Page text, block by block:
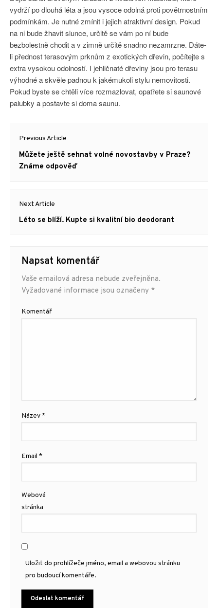
vydrží po dlouhá léta a jsou vysoce odolná proti povětrnostním
podmínkám. Je nutné zmínit i jejich atraktivní design. Pokud
na ni bude žhavit slunce, určitě se vám po ní bude
bezbolestně chodit a v zimně určitě snadno nezamrzne. Dáte-
li přednost terasovým prknům z exotických dřevin, počítejte s
extra vysokou odolností. I jehličnaté dřeviny jsou pro terasu
výhodné a skvěle padnou k jakémukoli stylu nemovitosti.
Pokud byste se chtěli více rozmazlovat, opatřete si saunové
palubky a postavte si doma saunu.
pro
příspěvek
Previous Article
Previous
post:
Můžete ještě sehnat volné novostavby v Praze?
Známe odpověď
Next Article
Next
Léto se blíží. Kupte si kvalitní bio deodorant
Napsat komentář
Vaše emailová adresa nebude zveřejněna.
Vyžadované informace jsou označeny *
Komentář
Název*
Email *
Webová
stránka
Uložit do prohlížeče jméno, email a webovou stránku
pro budoucí komentáře.